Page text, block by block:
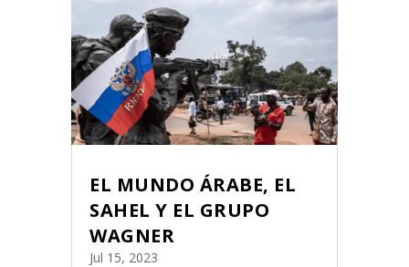
EL MUNDO ÁRABE, EL
SAHEL Y EL GRUPO
WAGNER
Jul 15, 2023